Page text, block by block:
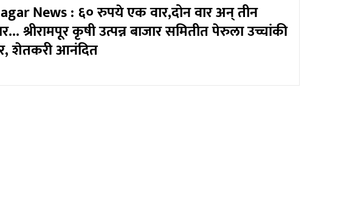
News : ६० रुपये एक वार,दोन वार अन् तीन
श्रीरामपूर कृषी उत्पन्न बाजार समितीत पेरुला उच्चांकी
शेतकरी आनंदित